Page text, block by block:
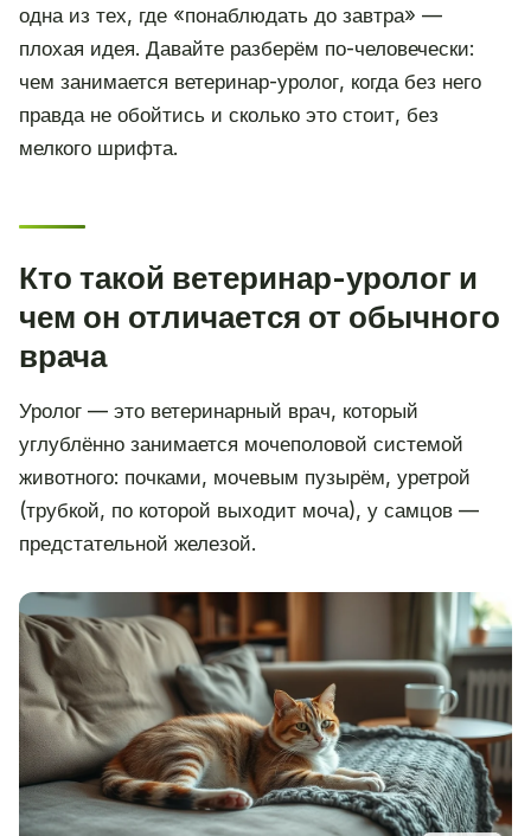
одна из тех, где «понаблюдать до завтра» —
плохая идея. Давайте разберём по-человечески:
чем занимается ветеринар-уролог, когда без него
правда не обойтись и сколько это стоит, без
мелкого шрифта.
Кто такой ветеринар-уролог и
чем он отличается от обычного
врача
Уролог — это ветеринарный врач, который
углублённо занимается мочеполовой системой
животного: почками, мочевым пузырём, уретрой
(трубкой, по которой выходит моча), у самцов —
предстательной железой.